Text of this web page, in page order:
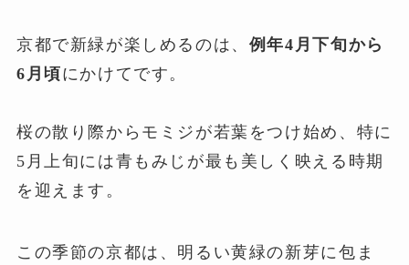
京都で新緑が楽しめるのは、 例年4月下旬から
6月頃にかけてです。
桜の散り際からモミジが若葉をつけ始め、特に
5月上旬には青もみじが最も美しく映える時期
を迎えます。
この季節の京都は、明るい黄緑の新芽に包ま